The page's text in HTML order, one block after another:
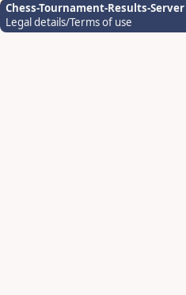
Chess-Tournament-Results-Server
Legal details/Terms of use